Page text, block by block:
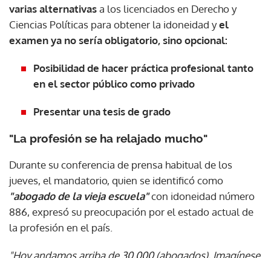
varias alternativasa los licenciados en Derecho y
Ciencias Políticas para obtener la idoneidad yel
examen ya no sería obligatorio, sino opcional:
Posibilidad de hacer práctica profesional tanto
en el sector público como privado
Presentar una tesis de grado
"La profesión se ha relajado mucho"
Durante su conferencia de prensa habitual de los
jueves, el mandatorio, quien se identificó como
"abogado de la vieja escuela"con idoneidad número
886, expresó su preocupación por el estado actual de
la profesión en el país.
"Hoy andamos arriba de 30,000 (abogados). Imagínese